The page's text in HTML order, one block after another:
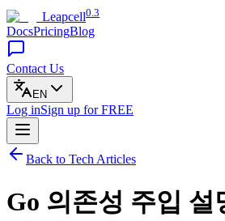
Leapcell0.3
DocsPricingBlog
Contact Us
EN
Log inSign up for FREE
Back to Tech Articles
Go 의존성 주입 설